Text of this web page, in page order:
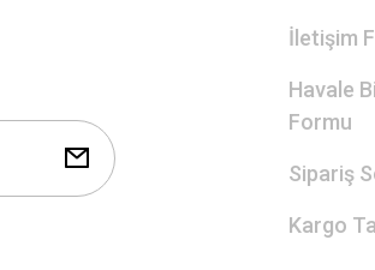
İletişim
Havale
Formu
Sipariş
Kargo